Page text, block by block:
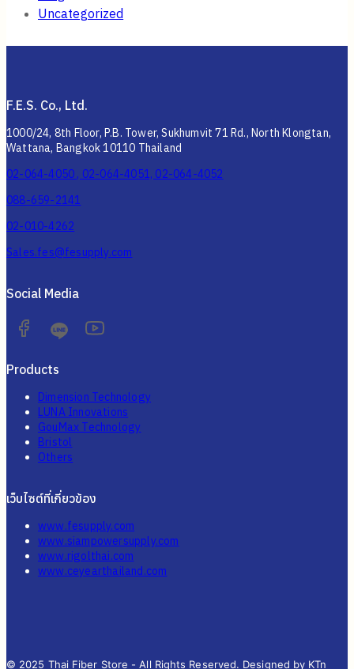
Uncategorized
F.E.S. Co., Ltd.
1000/24, 8th Floor, P.B. Tower, Sukhumvit 71 Rd., North Klongtan,
Wattana, Bangkok 10110 Thailand
02-064-4050 , 02-064-4051, 02-064-4052
088-659-2141
02-010-4262
Sales.fes@fesupply.com
Social Media
Products
Dimension Technology
LUNA Innovations
GouMax Technology
Bristol
Others
เว็บไซต์ที่เกี่ยวข้อง
www.fesupply.com
www.siampowersupply.com
www.rigolthai.com
www.ceyearthailand.com
© 2025 Thai Fiber Store - All Rights Reserved. Designed by KTn